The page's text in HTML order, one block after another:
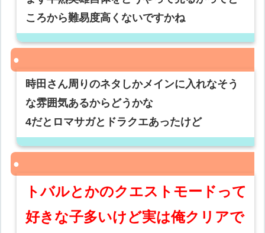
ころから難易度高くないですかね
時田さん周りのネタしかメインに入れなそう
な雰囲気あるからどうかな
4だとロマサガとドラクエあったけど
トバルとかのクエストモードって
好きな子多いけど実は俺クリアで